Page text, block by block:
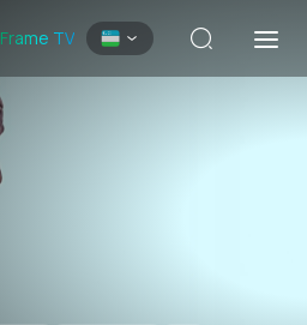
Frame TV